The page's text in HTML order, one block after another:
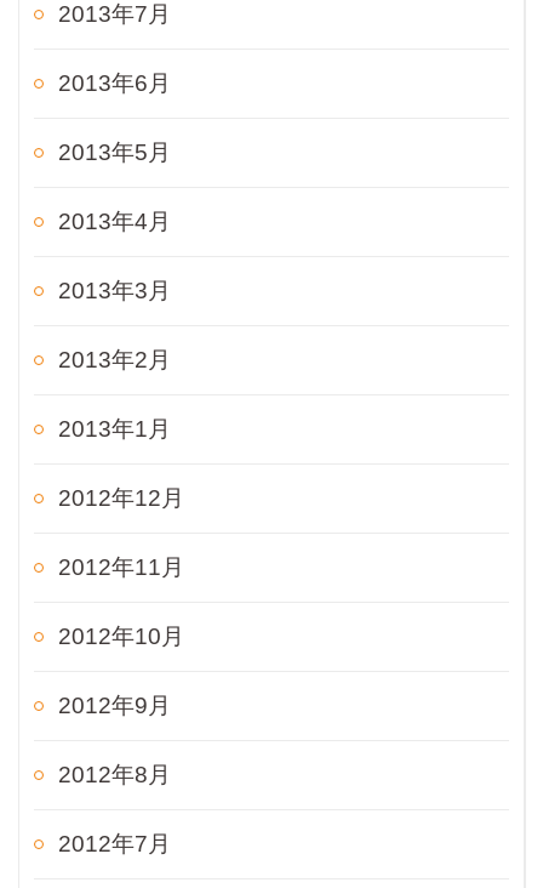
2013年7月
2013年6月
2013年5月
2013年4月
2013年3月
2013年2月
2013年1月
2012年12月
2012年11月
2012年10月
2012年9月
2012年8月
2012年7月